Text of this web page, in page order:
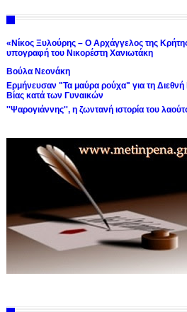
«Νίκος Ξυλούρης – Ο Αρχάγγελος της
υπογραφή του Νικορέστη Χανιωτάκη
Βούλα Νεονάκη
Ερμήνευσαν "Τα μαύρα ρούχα" για τη Διεθνή
Βίας κατά των Γυναικών
''Ψαρογιάννης'', η ζωντανή ιστορία του